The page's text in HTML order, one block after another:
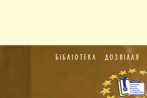
БІБЛІОТЕКА ДОЗВІЛЛЯ